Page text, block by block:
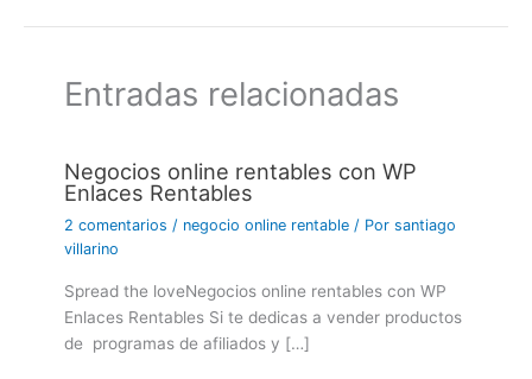
Entradas relacionadas
Negocios online rentables con WP
Enlaces Rentables
2 comentarios / negocio online rentable / Porsantiago
villarino
Spread the loveNegocios online rentables con WP
Enlaces Rentables Si te dedicas a vender productos
de programas de afiliados y […]